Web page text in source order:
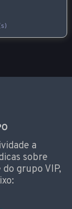
a
sobre
grupo VIP,